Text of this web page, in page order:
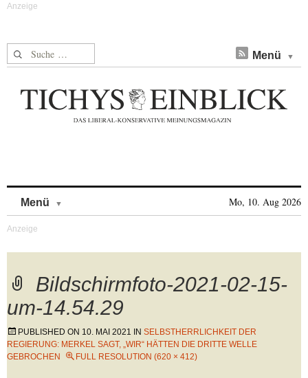
Suche nach: Menü
Menü Mo, 10. Aug 2026
Bildschirmfoto-2021-02-15-
um-14.54.29
PUBLISHED ON 10. MAI 2021 IN SELBSTHERRLICHKEIT DER
REGIERUNG: MERKEL SAGT, „WIR“ HÄTTEN DIE DRITTE WELLE
GEBROCHEN
FULL RESOLUTION (620 × 412)